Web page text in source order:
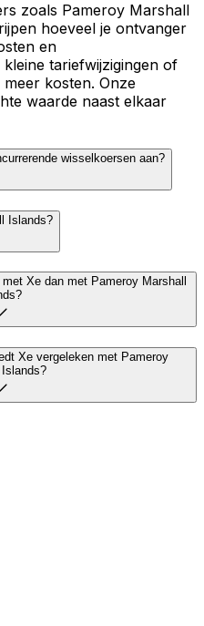
zoals Pameroy Marshall
hoeveel je ontvanger
en
tariefwijzigingen of
kosten. Onze
waarde naast elkaar
wisselkoersen aan?
Islands?
Xe dan met Pameroy Marshall
Xe vergeleken met Pameroy